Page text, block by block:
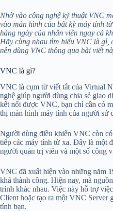
Nhờ vào công nghệ kỹ thuật VNC
vào màn hình của bất kỳ máy tính
hàng ngày của nhân viên ngay cả
Hãy cùng nhau tìm hiểu VNC là gì,
nên dùng VNC thông qua bài viết
VNC là gì?
VNC là cụm từ viết tắt của Virtual
nghệ giúp người dùng chia sẻ giao
kết nối được VNC, bạn chỉ cần có
thị màn hình máy tính của người sử
Người dùng điều khiển VNC còn
tiếp các máy tính từ xa. Đây là một
người quản trị viên và một số công
VNC đã xuất hiện vào những năm
khá thành công. Hiện nay, mã
trình khác nhau. Việc này hỗ trợ
Client hoặc tạo ra một VNC Server
tính bạn.